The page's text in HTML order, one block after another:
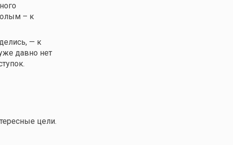
– к
— к
давно нет
цели.